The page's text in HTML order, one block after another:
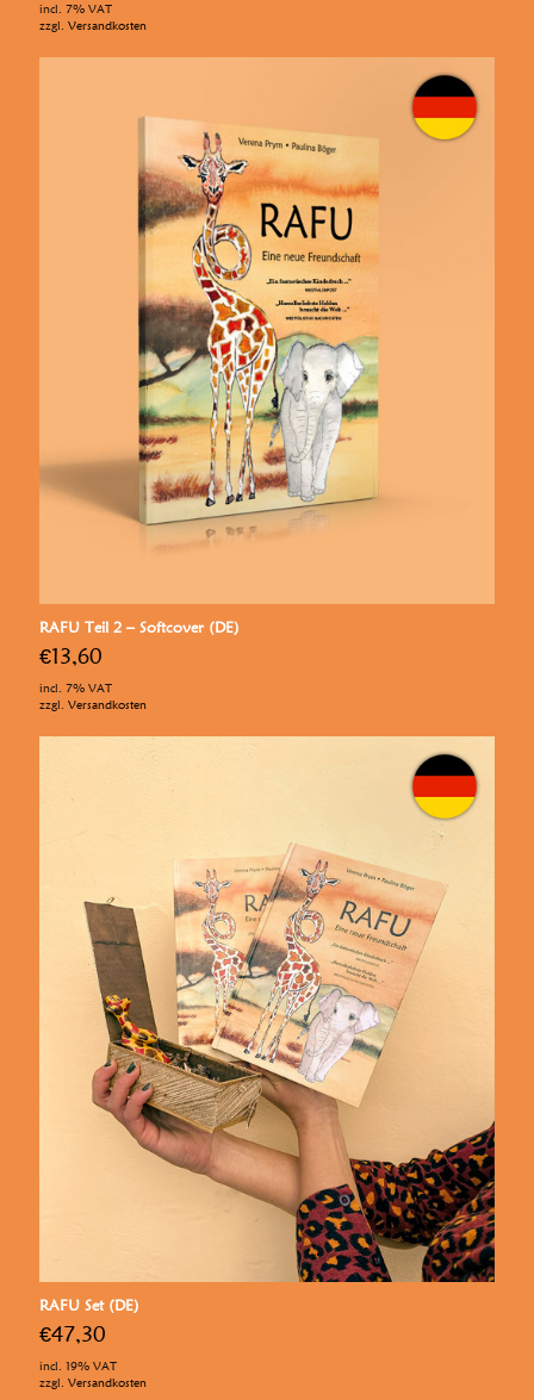
incl. 7% VAT
zzgl. Versandkosten
RAFU Teil 2 – Softcover (DE)
€13,60
incl. 7% VAT
zzgl. Versandkosten
RAFU Set (DE)
€47,30
incl. 19% VAT
zzgl. Versandkosten